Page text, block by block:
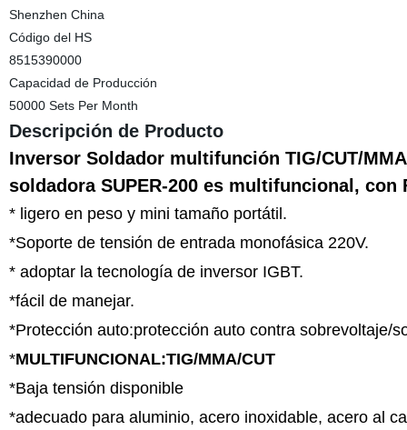
Shenzhen China
Código del HS
8515390000
Capacidad de Producción
50000 Sets Per Month
Descripción de Producto
Inversor Soldador multifunción TIG/CUT/
soldadora SUPER-200 es multifuncional, con
* ligero en peso y mini tamaño portátil.
*Soporte de tensión de entrada monofásica 220V.
* adoptar la tecnología de inversor IGBT.
*fácil de manejar.
*Protección auto:protección auto contra sobrevoltaje/
*MULTIFUNCIONAL:TIG/MMA/CUT
*Baja tensión disponible
*adecuado para aluminio, acero inoxidable, acero al